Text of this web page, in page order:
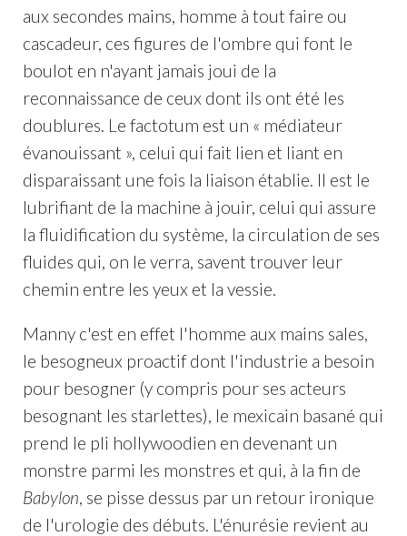
aux secondes mains, homme à tout faire ou
cascadeur, ces figures de l'ombre qui font le
boulot en n'ayant jamais joui de la
reconnaissance de ceux dont ils ont été les
doublures. Le factotum est un « médiateur
évanouissant », celui qui fait lien et liant en
disparaissant une fois la liaison établie. Il est le
lubrifiant de la machine à jouir, celui qui assure
la fluidification du système, la circulation de ses
fluides qui, on le verra, savent trouver leur
chemin entre les yeux et la vessie.
Manny c'est en effet l'homme aux mains sales,
le besogneux proactif dont l'industrie a besoin
pour besogner (y compris pour ses acteurs
besognant les starlettes), le mexicain basané qui
prend le pli hollywoodien en devenant un
monstre parmi les monstres et qui, à la fin de
Babylon, se pisse dessus par un retour ironique
de l'urologie des débuts. L'énurésie revient au